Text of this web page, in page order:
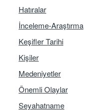
Hatıralar
İnceleme-Araştırma
Keşifler Tarihi
Kişiler
Medeniyetler
Önemli Olaylar
Seyahatname